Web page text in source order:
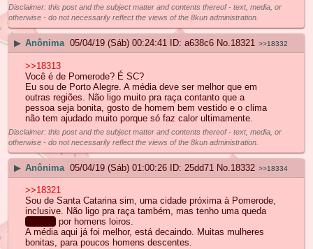
Disclaimer: this post and the subject matter and contents thereof - text, media, or
otherwise - do not necessarily reflect the views of the 8kun administration.
▶ Anônima 05/04/19 (Sáb) 00:24:41 a638c6 No.18321 >>18332
>>18313
Você é de Pomerode? É SC?
Eu sou de Porto Alegre. A média deve ser melhor que em
outras regiões. Não ligo muito pra raça contanto que a
pessoa seja bonita, gosto de homem bem vestido e o clima
não tem ajudado muito porque só faz calor ultimamente.
Disclaimer: this post and the subject matter and contents thereof - text, media, or
otherwise - do not necessarily reflect the views of the 8kun administration.
▶ Anônima 05/04/19 (Sáb) 01:00:26 25dd71 No. 18332 >>18334
>>18321
Sou de Santa Catarina sim, uma cidade próxima à Pomerode,
inclusive. Não ligo pra raça também, mas tenho uma queda
por homens loiros.
A média aqui já foi melhor, está decaindo. Muitas mulheres
bonitas, para poucos homens descentes.